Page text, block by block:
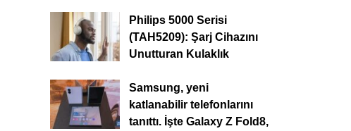
Philips 5000 Serisi
(TAH5209): Şarj Cihazını
Unutturan Kulaklık
Samsung, yeni
katlanabilir telefonlarını
tanıttı. İşte Galaxy Z Fold8,